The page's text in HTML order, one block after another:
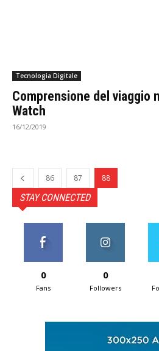
Tecnologia Digitale
Comprensione del viaggio
Watch
16/12/2019
86 87 88
STAY CONNECTED
0
Fans
0
Followers